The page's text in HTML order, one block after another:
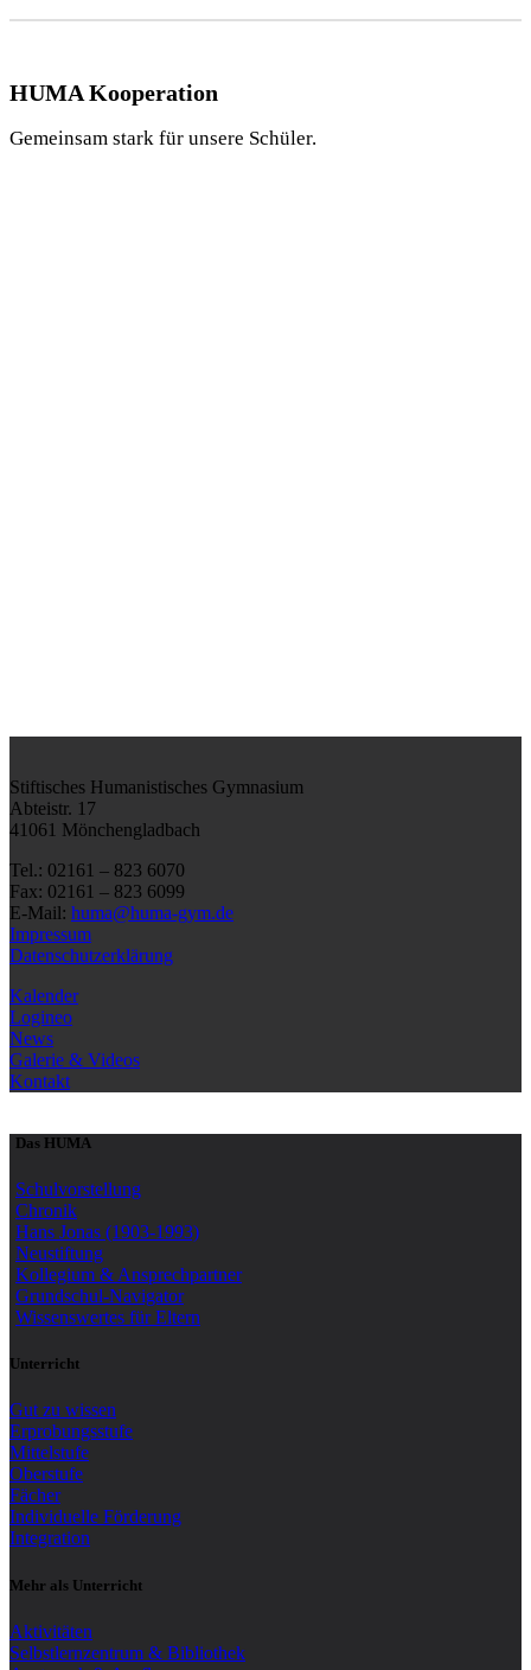
HUMA Kooperation
Gemeinsam stark für unsere Schüler.
Stiftisches Humanistisches Gymnasium
Abteistr. 17
41061 Mönchengladbach
Tel.: 02161 – 823 6070
Fax: 02161 – 823 6099
E-Mail: huma@huma-gym.de
Impressum
Datenschutzerklärung
Kalender
Logineo
News
Galerie & Videos
Kontakt
Das HUMA
Schulvorstellung
Chronik
Hans Jonas (1903-1993)
Neustiftung
Kollegium & Ansprechpartner
Grundschul-Navigator
Wissenswertes für Eltern
Unterricht
Gut zu wissen
Erprobungsstufe
Mittelstufe
Oberstufe
Fächer
Individuelle Förderung
Integration
Mehr als Unterricht
Aktivitäten
Selbstlernzentrum & Bibliothek